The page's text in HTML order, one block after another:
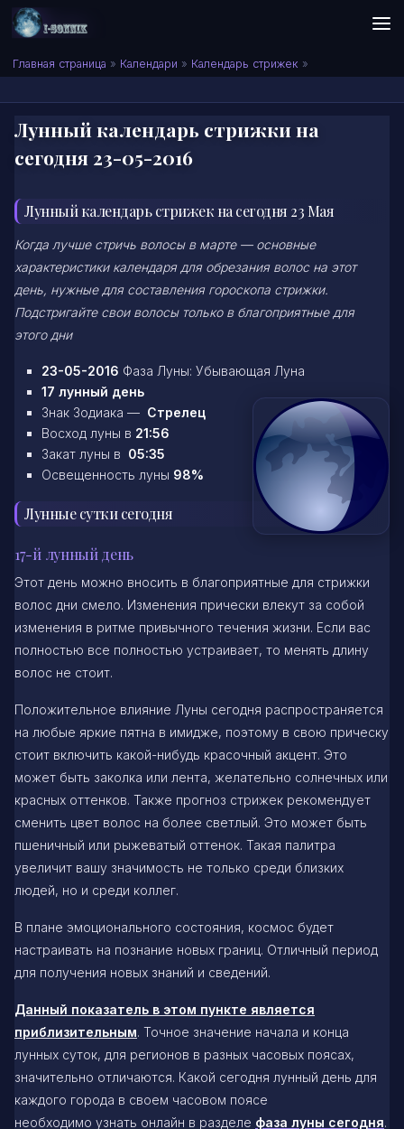
Skip to content
Сонник I-SONNIK.COM
Главная страница » Календари » Календарь стрижек »
Лунный календарь стрижки на
сегодня 23-05-2016
Лунный календарь стрижек на сегодня 23 Мая
Когда лучше стричь волосы в марте — основные
характеристики календаря для обрезания волос на этот
день, нужные для составления гороскопа стрижки.
Подстригайте свои волосы только в благоприятные для
этого дни
23-05-2016 Фаза Луны: Убывающая Луна
17 лунный день
Знак Зодиака — Стрелец
Восход луны в 21:56
Закат луны в 05:35
Освещенность луны 98%
Лунные сутки сегодня
17-й лунный день
Этот день можно вносить в благоприятные для стрижки
волос дни смело. Изменения прически влекут за собой
изменения в ритме привычного течения жизни. Если вас
полностью все полностью устраивает, то менять длину
волос не стоит.
Положительное влияние Луны сегодня распространяется
на любые яркие пятна в имидже, поэтому в свою прическу
стоит включить какой-нибудь красочный акцент. Это
может быть заколка или лента, желательно солнечных или
красных оттенков. Также прогноз стрижек рекомендует
сменить цвет волос на более светлый. Это может быть
пшеничный или рыжеватый оттенок. Такая палитра
увеличит вашу значимость не только среди близких
людей, но и среди коллег.
В плане эмоционального состояния, космос будет
настраивать на познание новых границ. Отличный период
для получения новых знаний и сведений.
Данный показатель в этом пункте является
приблизительным. Точное значение начала и конца
лунных суток, для регионов в разных часовых поясах,
значительно отличаются. Какой сегодня лунный день для
каждого города в своем часовом поясе
необходимо узнать онлайн в разделе фаза луны сегодня.